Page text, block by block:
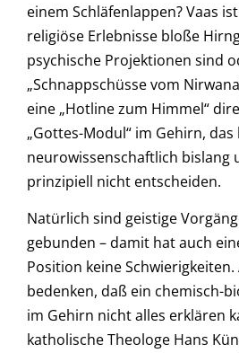
einem Schläfenlappen? Vaas
religiöse Erlebnisse bloße
psychische Projektionen sind
„Schnappschüsse vom
eine „Hotline zum Himmel“
„Gottes-Modul“ im Gehirn, das
neurowissenschaftlich bislang
prinzipiell nicht entscheiden.
Natürlich sind geistige
gebunden – damit hat auch
Position keine
bedenken, daß ein chemisch-
im Gehirn nicht alles erklären
katholische Theologe Hans